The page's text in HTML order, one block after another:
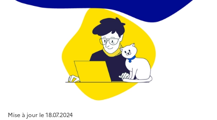
Mise à jour le18.07.2024